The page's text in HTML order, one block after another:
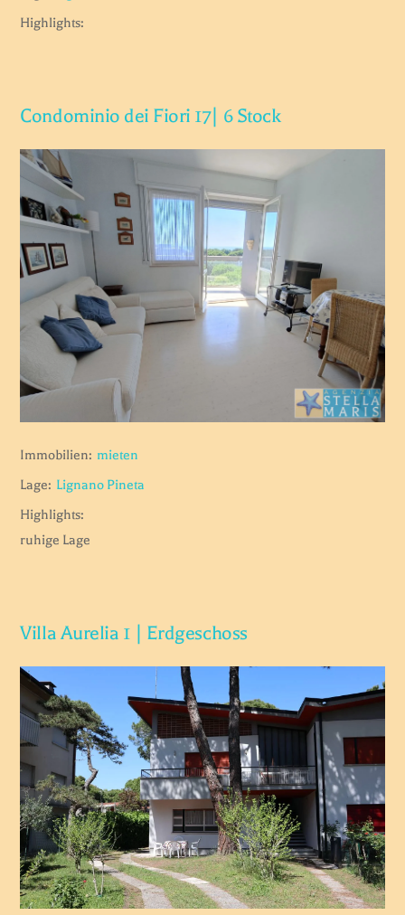
Highlights:
Condominio dei Fiori 17| 6 Stock
Immobilien: mieten
Lage: Lignano Pineta
Highlights:
ruhige Lage
Villa Aurelia 1 | Erdgeschoss